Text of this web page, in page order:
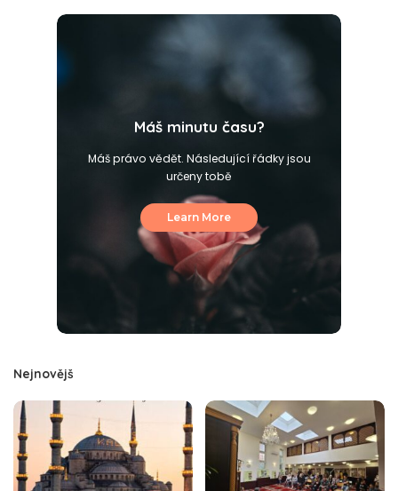
Máš minutu času?
Máš právo vědět. Následující řádky jsou
určeny tobě
Learn More
Nejnovějš